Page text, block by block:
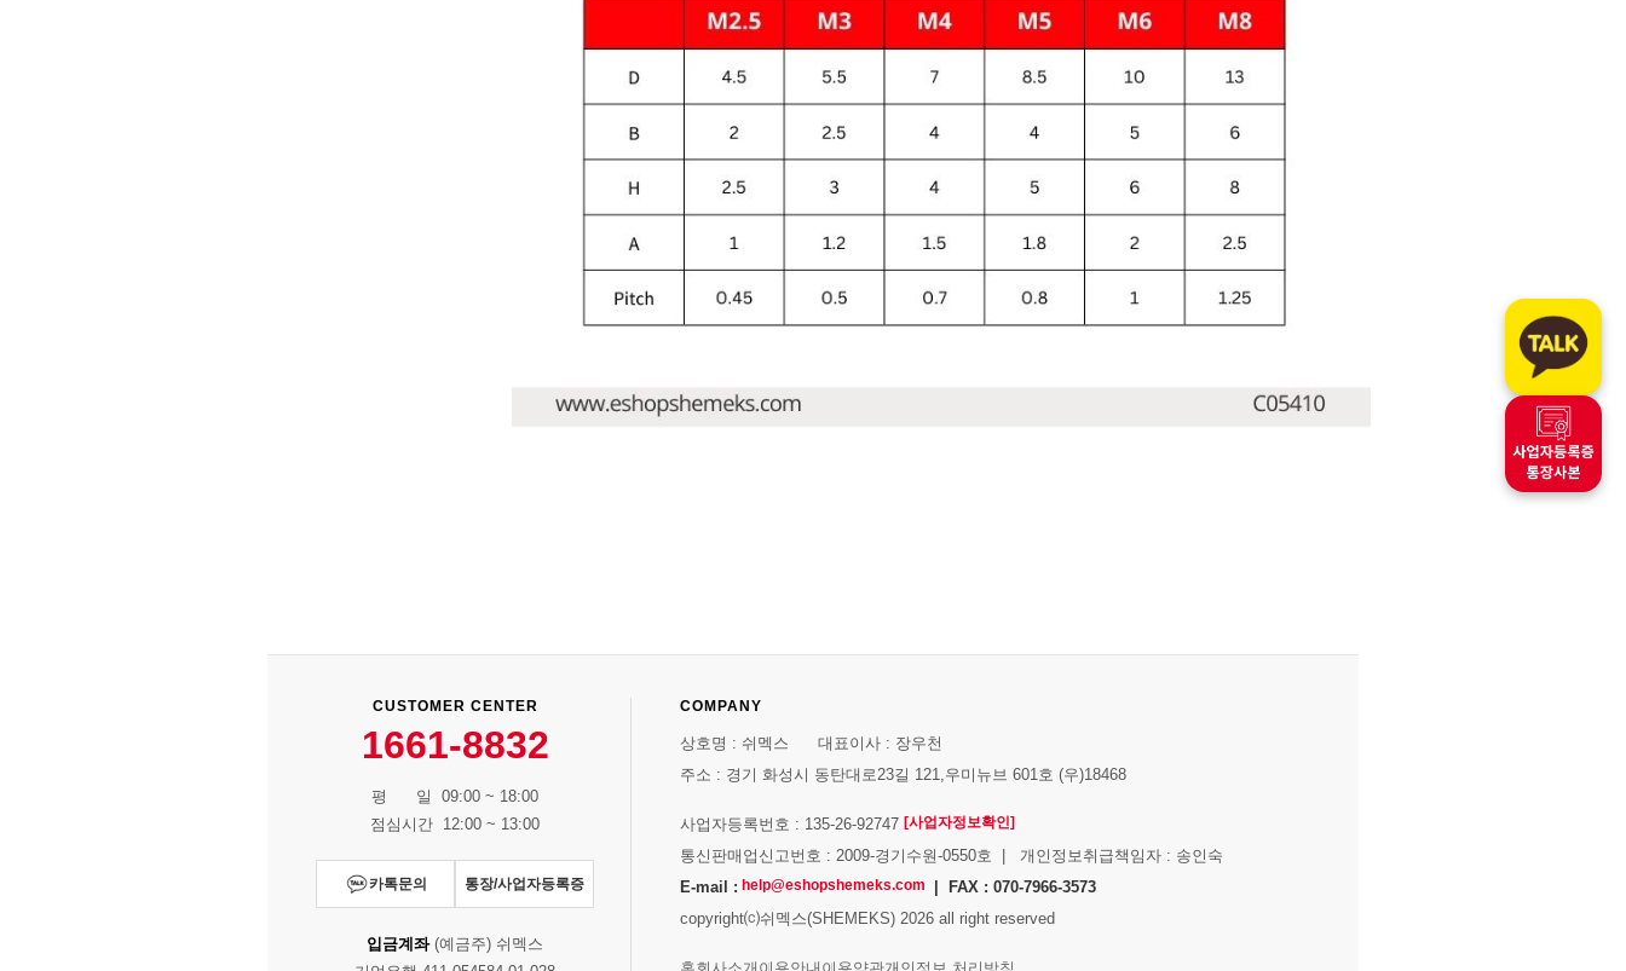
CUSTOMER CENTER
1661-8832
평 일 09:00 ~ 18:00
점심시간 12:00 ~ 13:00
카톡문의 통장/사업자등록증
입금계좌(예금주) 쉬멕스
COMPANY
상호명 : 쉬멕스 대표이사 : 장우천
주소 : 경기 화성시 동탄대로23길 121,우미뉴브 601호 (우)18468
사업자등록번호 : 135-26-92747 [사업자정보확인]
통신판매업신고번호 : 2009-경기수원-0550호 | 개인정보취급책임자 : 송인숙
E-mail : help@eshopshemeks.com
| FAX : 070-7966-3573
copyright⒞쉬멕스(SHEMEKS) 2026 all right reserved